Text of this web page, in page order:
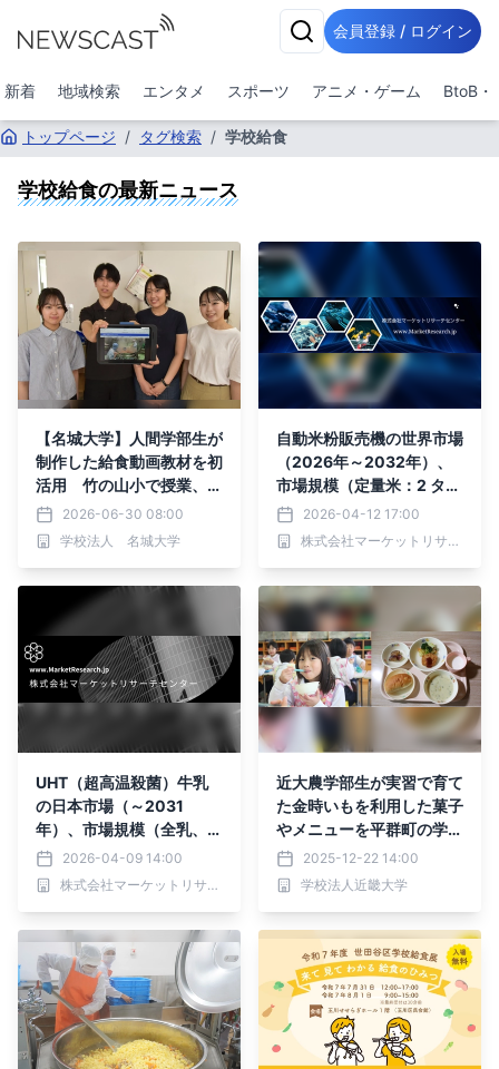
会員登録 / ログイン
新着 地域検索 エンタメ スポーツ アニメ・ゲーム BtoB・
トップページ / タグ検索 / 学校給食
学校給食の最新ニュース
【名城大学】人間学部生が
制作した給食動画教材を初
活用 竹の山小で授業、児
童から歓声
2026-06-30 08:00
学校法人 名城大学
自動米粉販売機の世界市場
（2026年～2032年）、
市場規模（定量米：2 タエ
ル、定量米：3 タエル）・
分析レポートを発表
2026-04-12 17:00
株式会社マーケットリサーチセンター
UHT（超高温殺菌）牛乳
の日本市場（～2031
年）、市場規模（全乳、脱
脂乳、部分脱脂乳）・分析
レポートを発表
2026-04-09 14:00
株式会社マーケットリサーチセンター
近大農学部生が実習で育て
た金時いもを利用した菓子
やメニューを平群町の学校
給食の特別メニューとして
提供
2025-12-22 14:00
学校法人近畿大学